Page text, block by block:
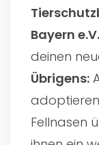
Bayern e.V.
deinen
Übrigens:
Fellnasen